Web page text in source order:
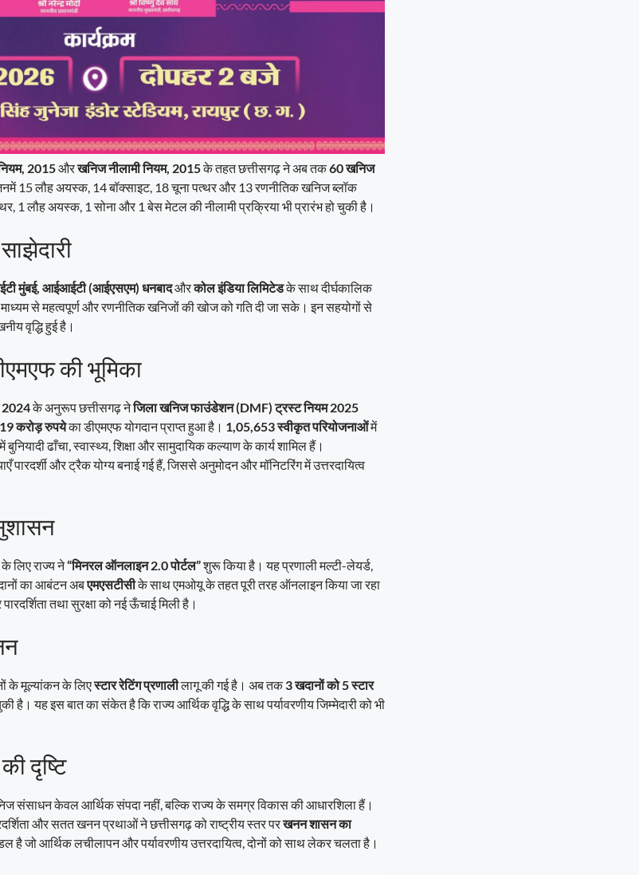
2015औरखनिज नीलामी नियम, 2015के तहत छत्तीसगढ़ ने अब तक60 खनिज
15 लौह अयस्क, 14 बॉक्साइट, 18 चूना पत्थर और 13 रणनीतिक खनिज ब्लॉक
1 लौह अयस्क, 1 सोना और 1 बेस मेटल की नीलामी प्रक्रिया भी प्रारंभ हो चुकी है।
मुंबई, आईआईटी (आईएसएम) धनबादऔरकोल इंडिया लिमिटेडके साथ दीर्घकालिक
से महत्वपूर्ण और रणनीतिक खनिजों की खोज को गति दी जा सके। इन सहयोगों से
वृद्धि हुई है।
की भूमिका
2024के अनुरूप छत्तीसगढ़ नेजिला खनिज फाउंडेशन (DMF) ट्रस्ट नियम 2025
करोड़ रुपयेका डीएमएफ योगदान प्राप्त हुआ है। 1,05,653 स्वीकृत परियोजनाओंमें
ढाँचा, स्वास्थ्य, शिक्षा और सामुदायिक कल्याण के कार्य शामिल हैं।
पारदर्शी और ट्रैक योग्य बनाई गई हैं, जिससे अनुमोदन और मॉनिटरिंग में उत्तरदायित्व
लिए राज्य ने“मिनरल ऑनलाइन 2.0 पोर्टल”शुरू किया है। यह प्रणाली मल्टी-लेयर्ड,
का आबंटन अबएमएसटीसीके साथ एमओयू के तहत पूरी तरह ऑनलाइन किया जा रहा
तथा सुरक्षा को नई ऊँचाई मिली है।
के मूल्यांकन के लिएस्टार रेटिंग प्रणालीलागू की गई है। अब तक3 खदानों को 5 स्टार
है। यह इस बात का संकेत है कि राज्य आर्थिक वृद्धि के साथ पर्यावरणीय जिम्मेदारी को भी
दृष्टि
संसाधन केवल आर्थिक संपदा नहीं, बल्कि राज्य के समग्र विकास की आधारशिला हैं।
और सतत खनन प्रथाओं ने छत्तीसगढ़ को राष्ट्रीय स्तर परखनन शासन का
है जो आर्थिक लचीलापन और पर्यावरणीय उत्तरदायित्व, दोनों को साथ लेकर चलता है।